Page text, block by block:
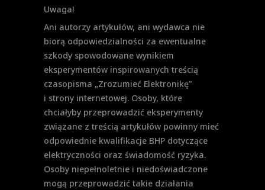
Uwaga!
Ani autorzy artykułów, ani wydawca nie
biorą odpowiedzialności za ewentualne
szkody spowodowane wynikiem
eksperymentów inspirowanych treścią
czasopisma „Zrozumieć Elektronikę”
i strony internetowej. Osoby, które
chciałyby przeprowadzić eksperymenty
związane z treścią artykułów powinny mieć
odpowiednie kwalifikacje BHP dotyczące
elektryczności oraz świadomość ryzyka.
Osoby niepełnoletnie i niedoświadczone
mogą przeprowadzić takie działania